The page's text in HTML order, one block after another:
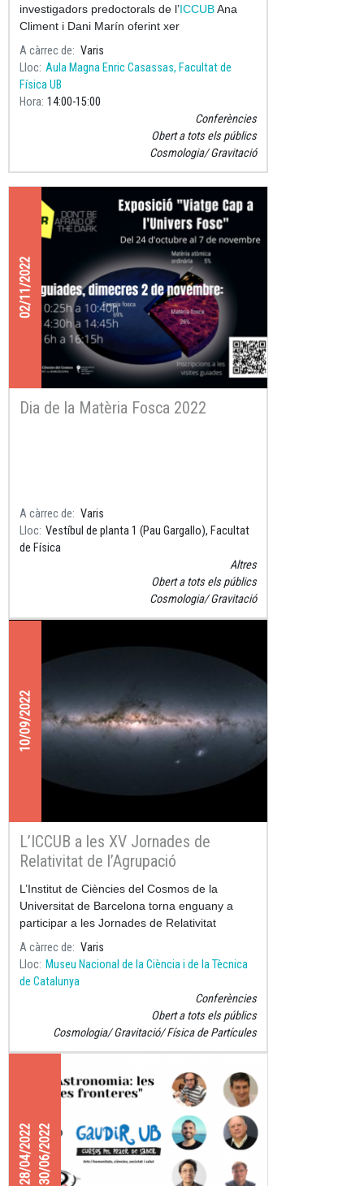
investigadors predoctorals de l’ICCUBAna
Climent i Dani Marín oferint xer
A càrrec de
Varis
Lloc Aula Magna Enric Casassas, Facultat de
Física UB
Hora 14:00 15:00
Conferències
Obert a tots els públics
Cosmologia Gravitació
02/11/2022
Dia de la Matèria Fosca 2022
A càrrec de
Varis
Lloc Vestíbul de planta 1 (Pau Gargallo), Facultat
de Física
Altres
Obert a tots els públics
Cosmologia Gravitació
10/09/2022
L’ICCUB a les XV Jornades de
Relativitat de l’Agrupació
Astronòmica de Terrassa
L’Institut de Ciències del Cosmos de la
Universitat de Barcelona torna enguany a
participar a les Jornades de Relativitat
organitzades per l’Agrupació Astronòmica de
Terrassa.
A càrrec de
Varis
Lloc Museu Nacional de la Ciència i de la Tècnica
de Catalunya
Conferències
Obert a tots els públics
Cosmologia Gravitació Física de Partícules
28/04/202230/06/2022